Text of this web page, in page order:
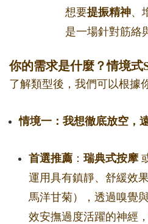
想要提振精神、
是一場針對筋絡
你的需求是什麼？情境式
了解類型後，我們可以根據
情境一：我想徹底放空，
首選推薦 ： 瑞典式按摩
運用具有鎮靜、舒緩效
馬洋甘菊），透過嗅覺
效安撫過度活躍的神經